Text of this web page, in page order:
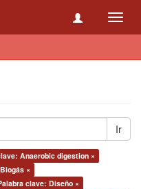
Ir
Anaerobic digestion ×
×
clave: Diseño ×